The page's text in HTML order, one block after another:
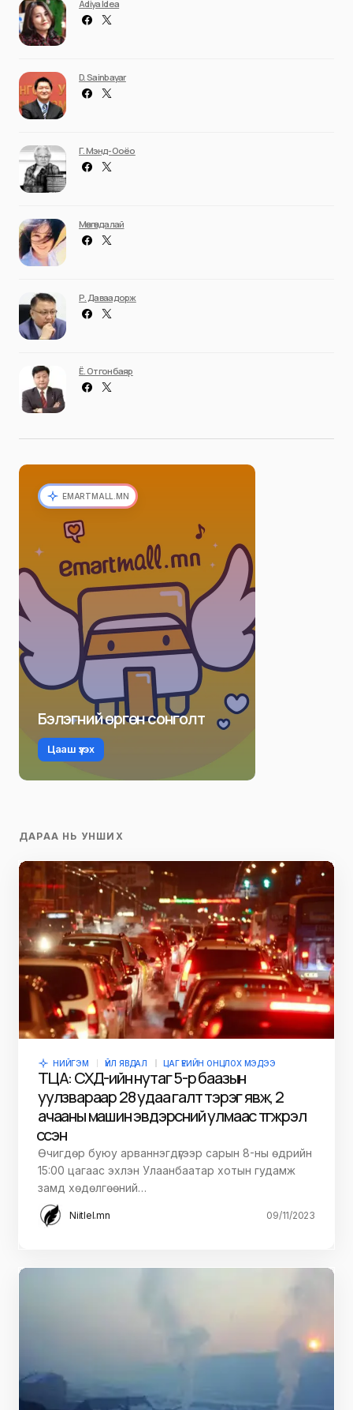
Adiya Idea
D. Sainbayar
Г. Мэнд-Ооёо
Мөнгөндалай
Р. Даваадорж
Ё. Отгонбаяр
EMARTMALL.MN
Бэлэгний өргөн сонголт
Цааш үзэх
ДАРАА НЬ УНШИХ
НИЙГЭМ ҮЙЛ ЯВДАЛ ЦАГ ҮЕИЙН ОНЦЛОХ МЭДЭЭ
ТЦА: СХД-ийн нутаг 5-р баазын
уулзвараар 28 удаа галт тэрэг явж, 2
ачааны машин эвдэрсний улмаас түгжрэл
үүссэн
Өчигдөр буюу арваннэгдүгээр сарын 8-ны өдрийн
15:00 цагаас эхлэн Улаанбаатар хотын гудамж
замд хөдөлгөөний…
Niitlel.mn 09/11/2023